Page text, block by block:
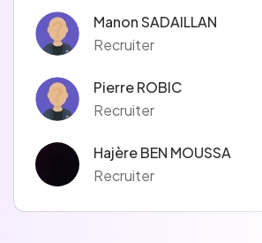
Manon SADAILLAN
Recruiter
Pierre ROBIC
Recruiter
Hajère BEN MOUSSA
Recruiter